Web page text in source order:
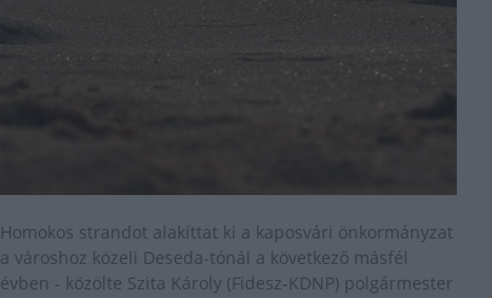
Homokos strandot alakíttat ki a kaposvári önkormányzat
a városhoz közeli Deseda-tónál a következő másfél
évben - közölte Szita Károly (Fidesz-KDNP) polgármester